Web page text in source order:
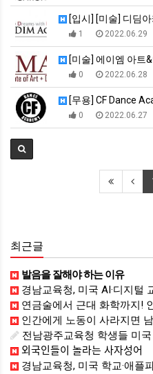
[입시] [미술] 디딤
1 2022.06.29
[미술] 에이엠 아트
0 2022.06.28
[무용] CF Dance
0 2022.06.27
최근글
발음을 잘해야 하는 이유
경남교육청, 미국 AI·디지털 교육 현장서 ‘경
연금술에서 근대 화학까지! 인류의 운명을 바꾼 위대한 발견 : 생각하는
인간에게 노동이 사라지면
전남광주교육청 학생들 미국 동부서 글로
외국인들이 놀라는 사자성어
경남교육청, 미국 학교·애플파크서 AI 교육